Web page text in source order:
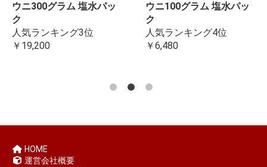
ウニ300グラム 塩水パッ
ク
人気ランキング3位
￥19,200
ウニ100グラム 塩水パッ
ク
人気ランキング4位
￥6,480
HOME
運営会社概要